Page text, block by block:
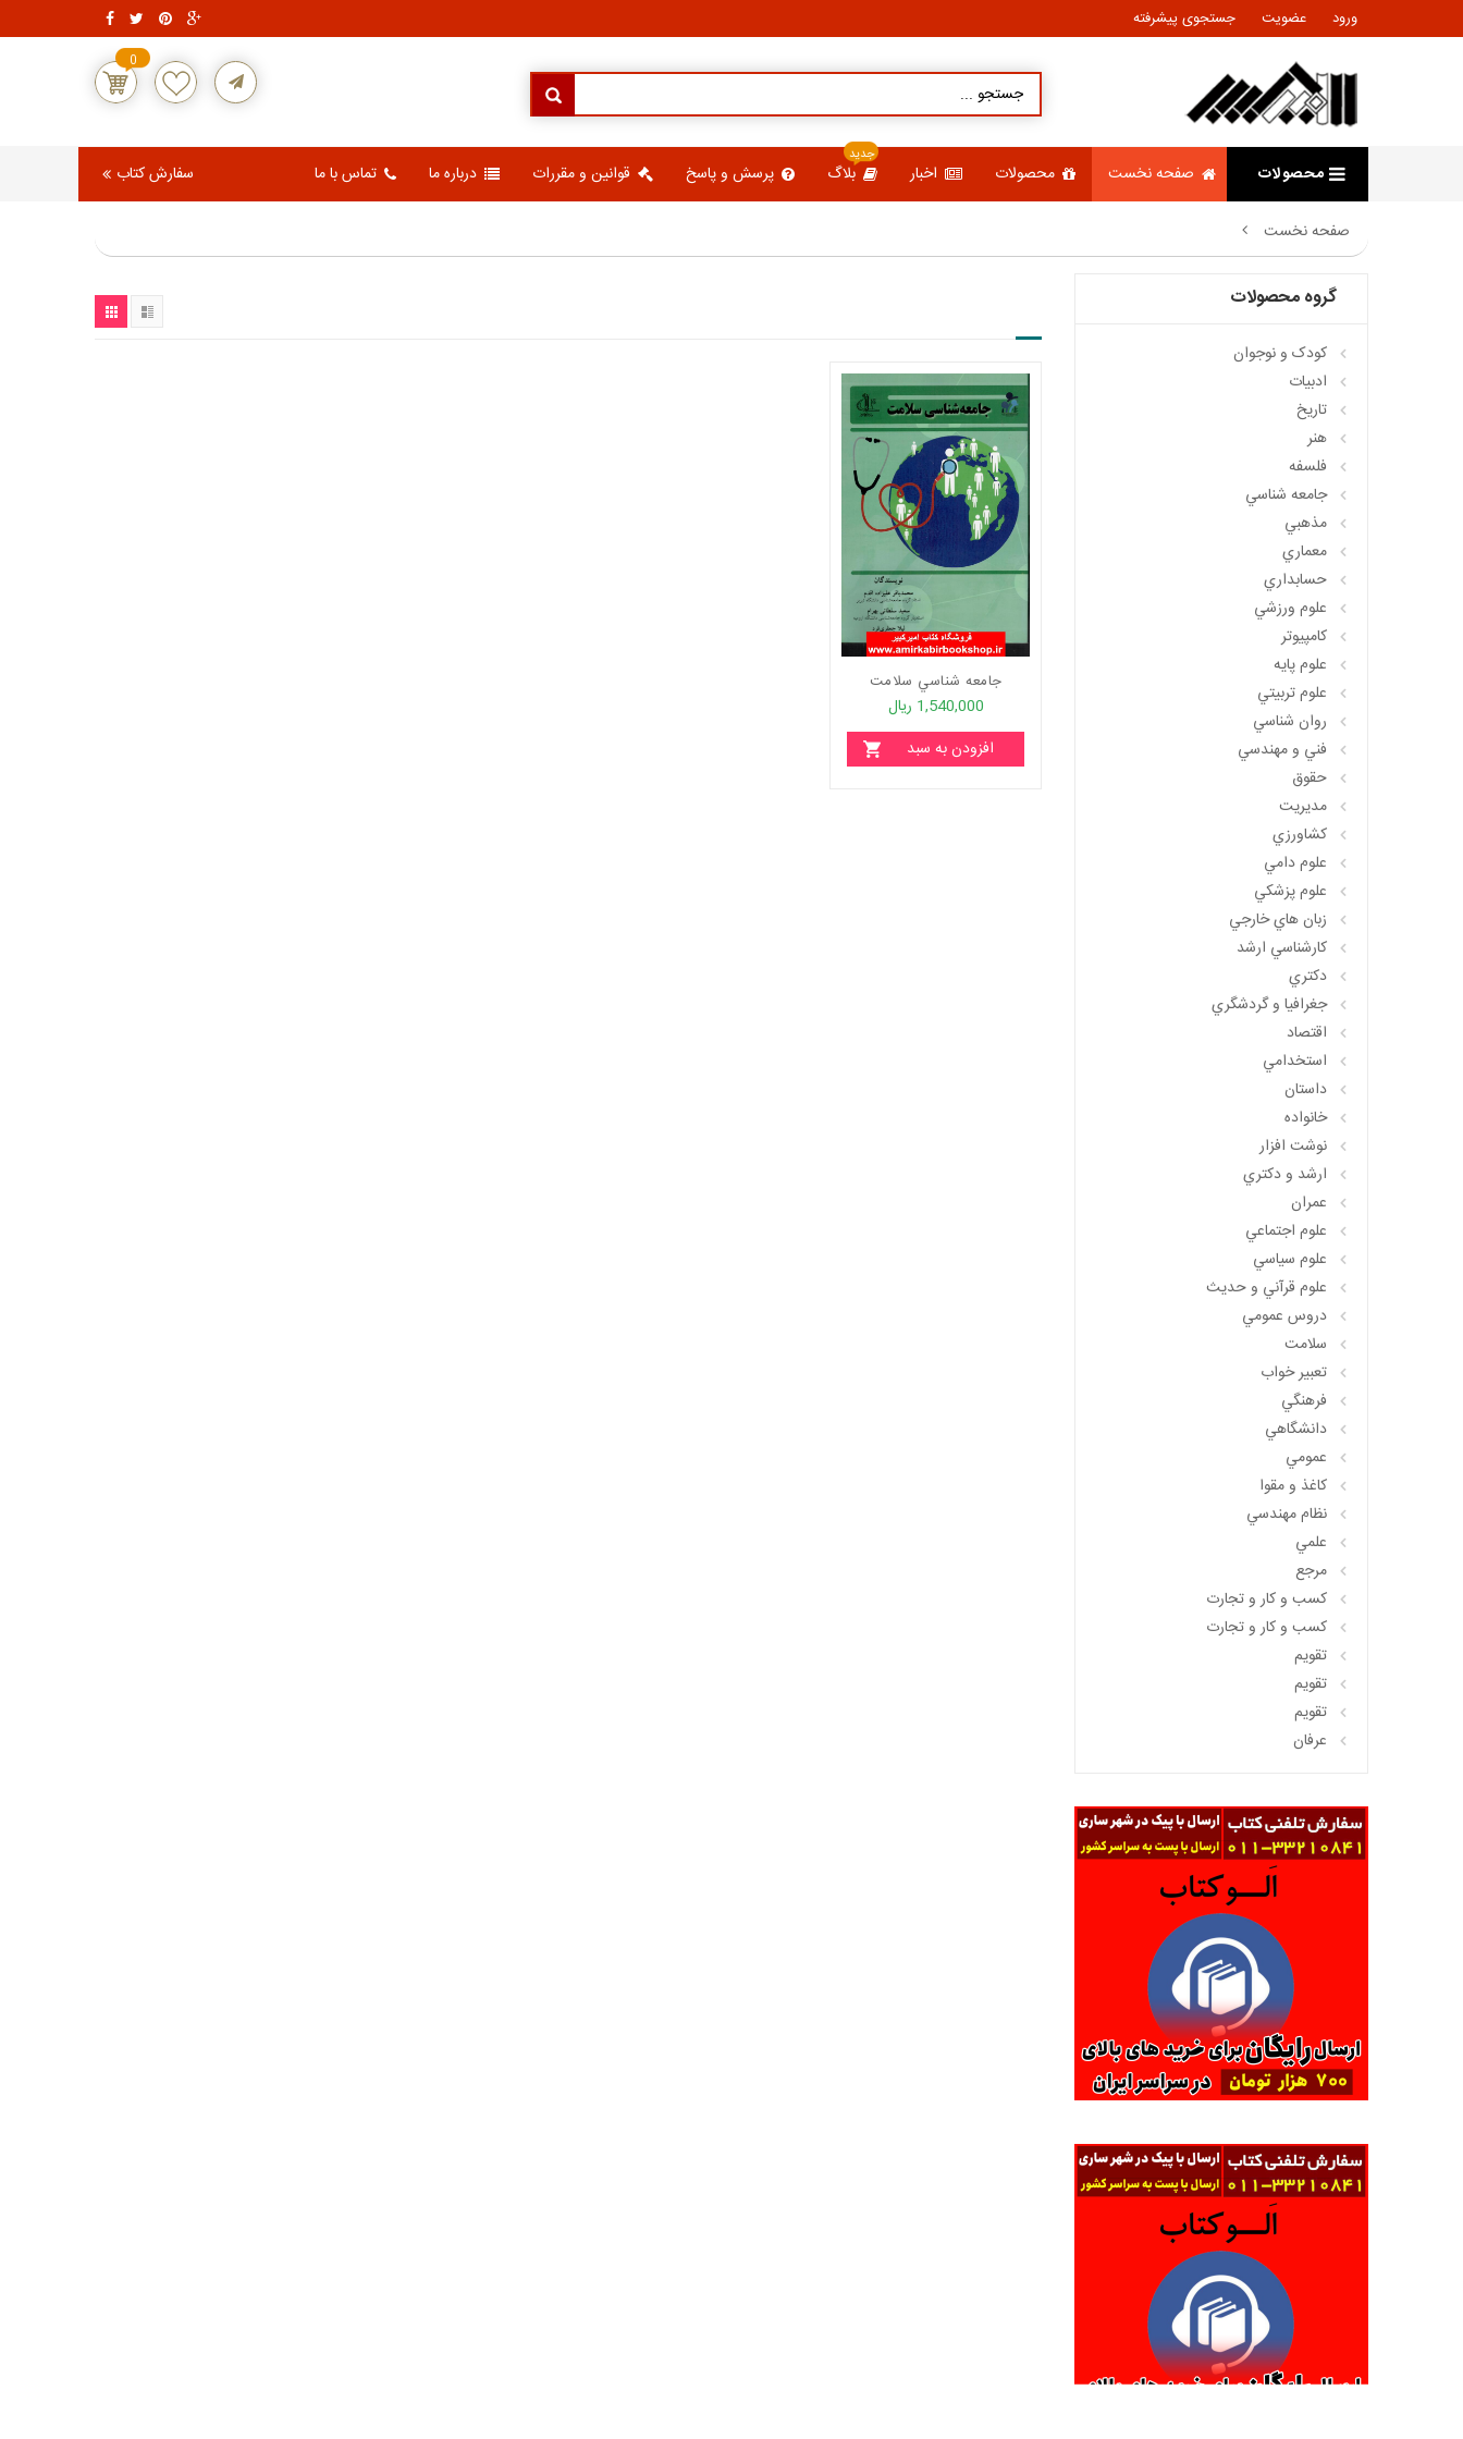
ورود عضویت جستجوی پیشرفته
0
محصولات صفحه نخست محصولات اخبار بلاگ
جدید
پرسش و پاسخ قوانین و مقررات درباره ما تماس با ما سفارش کتاب
صفحه نخست
جامعه شناسي سلامت
1,540,000 ریال
افزودن به سبد
گروه محصولات
کودک و نوجوان
ادبيات
تاريخ
هنر
فلسفه
جامعه شناسي
مذهبي
معماري
حسابداري
علوم ورزشي
کامپيوتر
علوم پايه
علوم تربيتي
روان شناسي
فني و مهندسي
حقوق
مديريت
کشاورزي
علوم دامي
علوم پزشکي
زبان هاي خارجي
کارشناسي ارشد
دکتري
جغرافيا و گردشگري
اقتصاد
استخدامي
داستان
خانواده
نوشت افزار
ارشد و دکتري
عمران
علوم اجتماعي
علوم سياسي
علوم قرآني و حديث
دروس عمومي
سلامت
تعبير خواب
فرهنگي
دانشگاهي
عمومي
کاغذ و مقوا
نظام مهندسي
علمي
مرجع
کسب و کار و تجارت
کسب و کار و تجارت
تقويم
تقويم
تقويم
عرفان